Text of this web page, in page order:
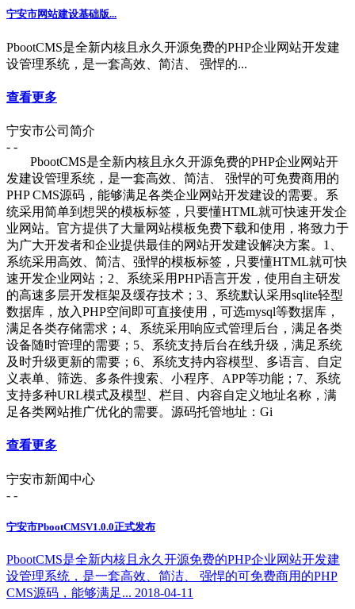
宁安市网站建设基础版...
PbootCMS是全新内核且永久开源免费的PHP企业网站开发建
设管理系统，是一套高效、简洁、 强悍的...
查看更多
宁安市公司简介
- -
PbootCMS是全新内核且永久开源免费的PHP企业网站开
发建设管理系统，是一套高效、简洁、 强悍的可免费商用的
PHP CMS源码，能够满足各类企业网站开发建设的需要。系
统采用简单到想哭的模板标签，只要懂HTML就可快速开发企
业网站。官方提供了大量网站模板免费下载和使用，将致力于
为广大开发者和企业提供最佳的网站开发建设解决方案。1、
系统采用高效、简洁、强悍的模板标签，只要懂HTML就可快
速开发企业网站；2、系统采用PHP语言开发，使用自主研发
的高速多层开发框架及缓存技术；3、系统默认采用sqlite轻型
数据库，放入PHP空间即可直接使用，可选mysql等数据库，
满足各类存储需求；4、系统采用响应式管理后台，满足各类
设备随时管理的需要；5、系统支持后台在线升级，满足系统
及时升级更新的需要；6、系统支持内容模型、多语言、自定
义表单、筛选、多条件搜索、小程序、APP等功能；7、系统
支持多种URL模式及模型、栏目、内容自定义地址名称，满
足各类网站推广优化的需要。源码托管地址：Gi
查看更多
宁安市新闻中心
- -
宁安市PbootCMSV1.0.0正式发布
PbootCMS是全新内核且永久开源免费的PHP企业网站开发建
设管理系统，是一套高效、简洁、 强悍的可免费商用的PHP
CMS源码，能够满足... 2018-04-11